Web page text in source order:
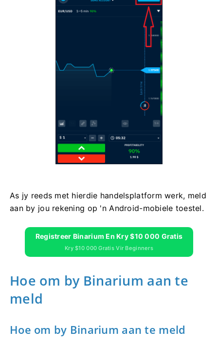
As jy reeds met hierdie handelsplatform werk, meld
aan by jou rekening op 'n Android-mobiele toestel.
Registreer Binarium En Kry $10 000 Gratis
Kry $10 000 Gratis Vir Beginners
Hoe om by Binarium aan te
meld
Hoe om by Binarium aan te meld